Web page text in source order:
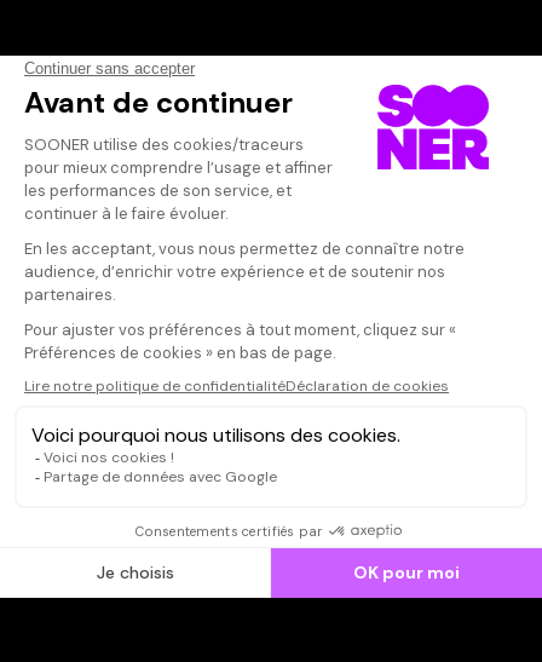
Vos avis
Donnez votre avis
Votre note
Votre commentaire
Il faut vous connecter pour
publier un avis
CONNEXION
Qui sommes-nous ?